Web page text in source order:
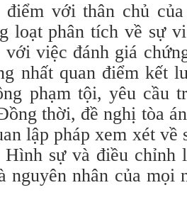
điểm với thân chủ
loạt phân tích về sự
với việc đánh giá
nhất quan điểm kết
phạm tội, yêu cầu
thời, đề nghị tòa
lập pháp xem xét về
sự và điều chỉnh
nguyên nhân của mọi